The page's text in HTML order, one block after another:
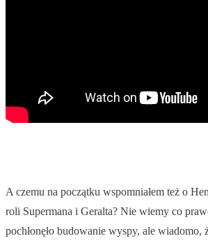
A czemu na początku wspomniałem też o
roli Supermana i Geralta? Nie wiemy co
pochłonęło budowanie wyspy, ale wiadomo,